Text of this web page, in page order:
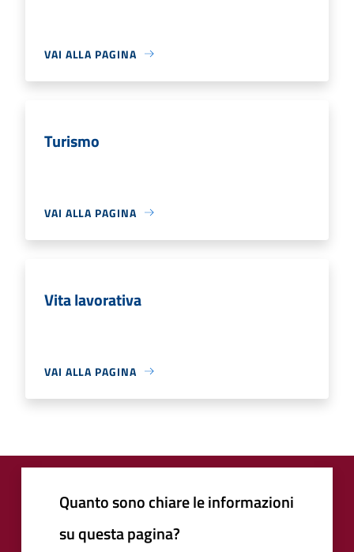
VAI ALLA PAGINA
Turismo
VAI ALLA PAGINA
Vita lavorativa
VAI ALLA PAGINA
Quanto sono chiare le informazioni
su questa pagina?